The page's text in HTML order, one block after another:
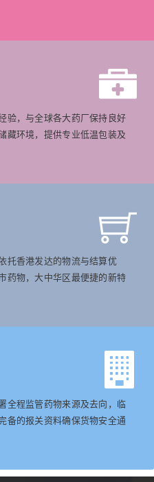
验，与全球各大药厂保持良好
藏环境，提供专业低温包装及
托香港发达的物流与结算优
药物，大中华区最便捷的新特
全程监管药物来源及去向，临
备的报关资料确保货物安全通